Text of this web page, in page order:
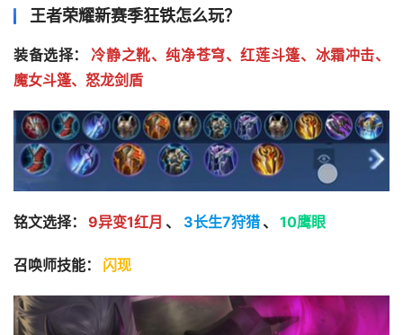
王者荣耀新赛季狂铁怎么玩？
装备选择：
冷静之靴、纯净苍穹、红莲斗篷、冰霜冲击、
魔女斗篷、怒龙剑盾
铭文选择： 9异变1红月 、 3长生7狩猎 、 10鹰眼
召唤师技能： 闪现